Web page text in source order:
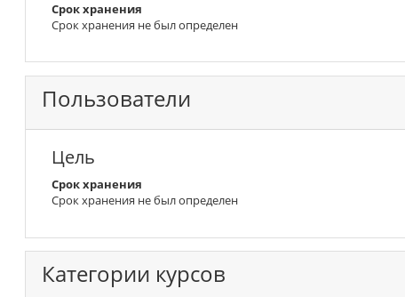
Срок хранения
Срок хранения не был определен
Пользователи
Цель
Срок хранения
Срок хранения не был определен
Категории курсов